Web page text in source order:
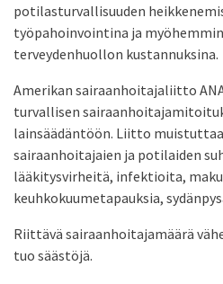
potilasturvallisuuden
työpahoinvointina ja
terveydenhuollon kustannuksina.
Amerikan sairaanhoitajaliitto
turvallisen
lainsäädäntöön. Liitto
sairaanhoitajaien ja potilaiden
lääkitysvirheitä, infektioita,
keuhkokuumetapauksia,
Riittävä sairaanhoitajamäärä
tuo säästöjä.